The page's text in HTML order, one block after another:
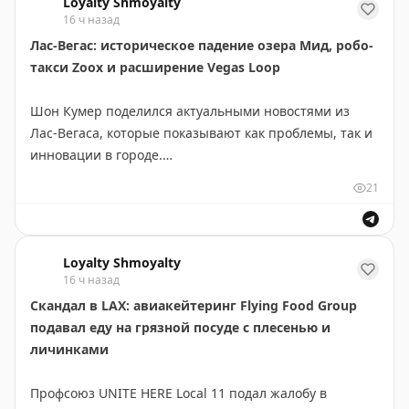
мастер-классы по гончарству, изготовлению
фонариков и резьбе по дереву. Гости могут
исследовать исторический город на велосипеде.
Цены начинаются от 76 долларов за ночь наличными
членов программы лояльности.
Tanner Saunders|Original
16 ч назад
Лас-Вегас: историческое падение озера Мид, робо-
такси Zoox и расширение Vegas Loop
Шон Кумер поделился актуальными новостями из
Лас-Вегаса, которые показывают как проблемы, так и
инновации в городе.
Озеро Мид достигло исторического минимума 1040,5
футов — это напоминает времена Boardwalk Empire.
Невада потеряла 28% своих водных ресурсов, что
свидетельствует об острой проблеме засухи в
регионе.
На позитивной ноте: компания Zoox получила
федеральное одобрение и начнет предоставлять
сопоставимы с Uber, что может стать конкуренцией
21
Loyalty Shmoyalty
16 ч назад
Скандал в LAX: авиакейтеринг Flying Food Group
подавал еду на грязной посуде с плесенью и
личинками
Профсоюз UNITE HERE Local 11 подал жалобу в